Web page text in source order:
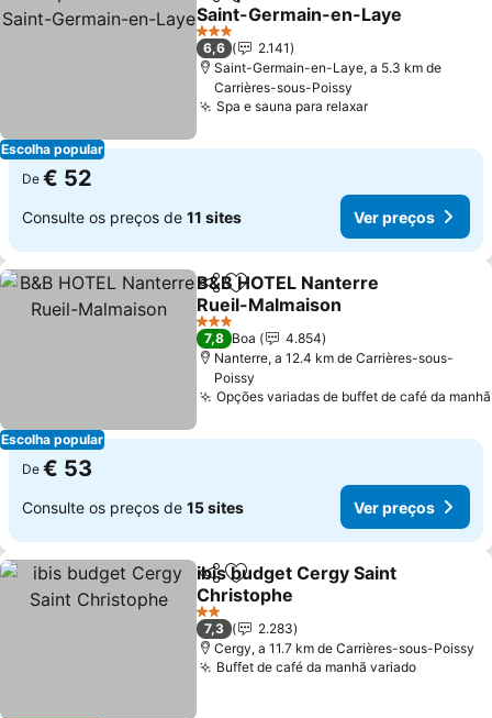
Escolha popular
Saint-Germain-en-Laye
3 Estrelas
6,6
2.141
Saint-Germain-en-Laye, a 5.3 km de
Carrières-sous-Poissy
Spa e sauna para relaxar
De € 52
Consulte os preços de 11 sites Ver preços
Escolha popular
PartilharAdicionar aos favoritos
B&B HOTEL Nanterre
Rueil-Malmaison
3 Estrelas
7,8 Boa
4.854
Nanterre, a 12.4 km de Carrières-sous-
Poissy
Opções variadas de buffet de café da manhã
De € 53
Consulte os preços de 15 sites Ver preços
PartilharAdicionar aos favoritos
ibis budget Cergy Saint
Christophe
2 Estrelas
7,3
2.283
Cergy, a 11.7 km de Carrières-sous-Poissy
Buffet de café da manhã variado